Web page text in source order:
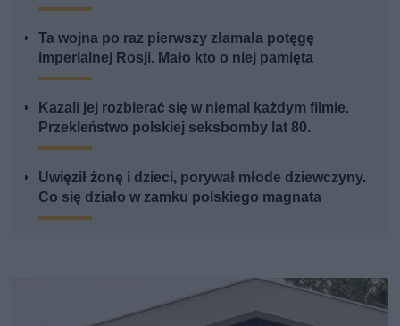
Ta wojna po raz pierwszy złamała potęgę
imperialnej Rosji. Mało kto o niej pamięta
Kazali jej rozbierać się w niemal każdym filmie.
Przekleństwo polskiej seksbomby lat 80.
Uwięził żonę i dzieci, porywał młode dziewczyny.
Co się działo w zamku polskiego magnata